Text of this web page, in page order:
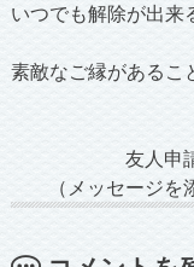
いつでも解除が出来
素敵なご縁があるこ
友人申
（メッセージ